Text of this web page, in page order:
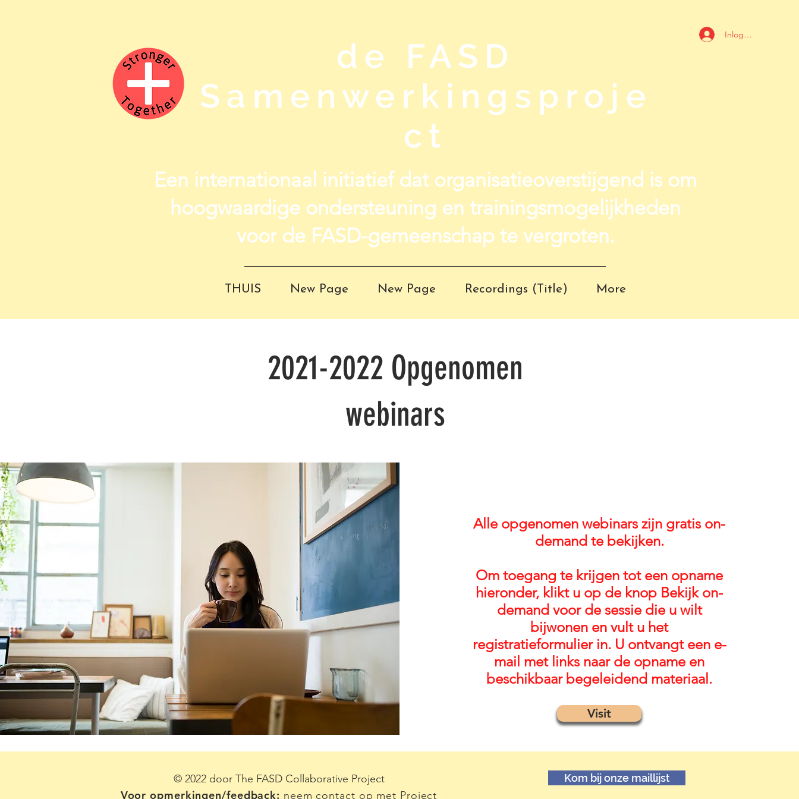
de FASD
Samenwerkingsproje
ct
Inloggen
Een internationaal initiatief dat organisatieoverstijgend is om
hoogwaardige ondersteuning en trainingsmogelijkheden
voor de FASD-gemeenschap te vergroten.
THUIS New Page New Page Recordings (Title) More
2021-2022 Opgenomen
webinars
Alle opgenomen webinars zijn gratis on-
demand te bekijken.
Om toegang te krijgen tot een opname
hieronder, klikt u op de knop Bekijk on-
demand voor de sessie die u wilt
bijwonen en vult u het
registratieformulier in. U ontvangt een e-
mail met links naar de opname en
beschikbaar begeleidend materiaal.
Visit
© 2022 door The FASD Collaborative Project
Voor opmerkingen/feedback: neem contact op met Project
Kom bij onze maillijst